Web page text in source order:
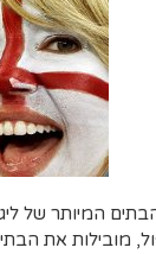
המיותר של
מובילות את